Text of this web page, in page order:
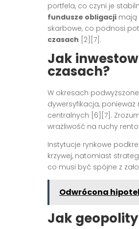
portfela, co czyni je
fundusze obligacji mają
skarbowe, co podnosi
czasach [2][7].
Jak
czasach?
W okresach
dywersyfikacja,
centralnych [6][7].
wrażliwość na ruchy
Instytucje rynkowe
krzywej, natomiast
co musi być spójne z
Odwrócona
Jak